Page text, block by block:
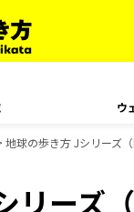
ウ
地球の歩き方 Jシリーズ
リーズ